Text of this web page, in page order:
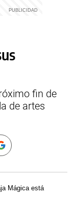
fin de
de artes
Mágica está